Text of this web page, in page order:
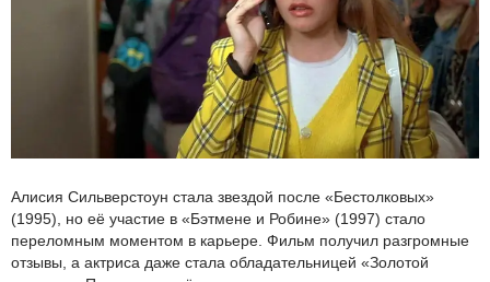
Алисия Сильверстоун стала звездой после «Бестолковых»
(1995), но её участие в «Бэтмене и Робине» (1997) стало
переломным моментом в карьере. Фильм получил разгромные
отзывы, а актриса даже стала обладательницей «Золотой